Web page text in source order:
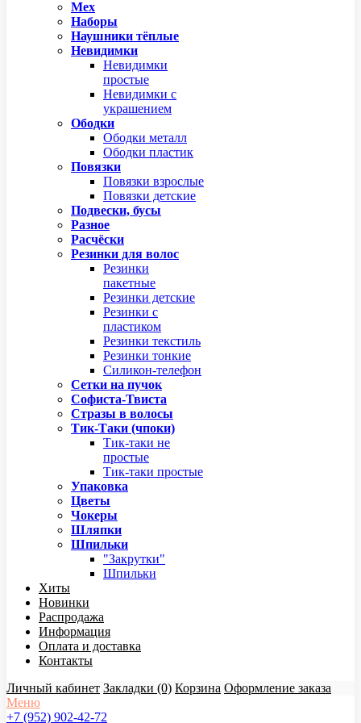
Мех
Наборы
Наушники тёплые
Невидимки
Невидимки
простые
Невидимки с
украшением
Ободки
Ободки металл
Ободки пластик
Повязки
Повязки взрослые
Повязки детские
Подвески, бусы
Разное
Расчёски
Резинки для волос
Резинки
пакетные
Резинки детские
Резинки с
пластиком
Резинки текстиль
Резинки тонкие
Силикон-телефон
Сетки на пучок
Софиста-Твиста
Стразы в волосы
Тик-Таки (чпоки)
Тик-таки не
простые
Тик-таки простые
Упаковка
Цветы
Чокеры
Шляпки
Шпильки
"Закрутки"
Шпильки
Хиты
Новинки
Распродажа
Информация
Оплата и доставка
Контакты
Личный кабинет Закладки (0) Корзина Оформление заказа
Меню
+7 (952) 902-42-72